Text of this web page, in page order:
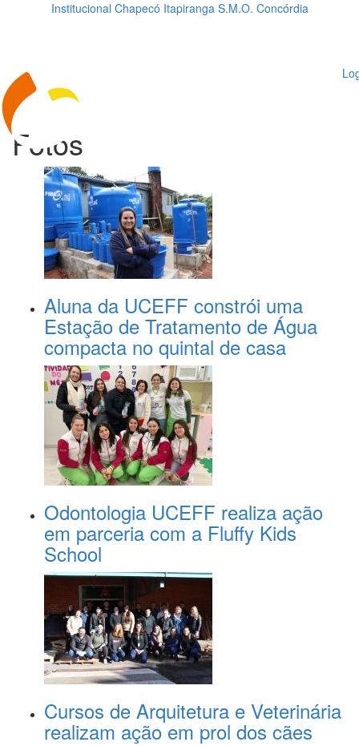
Institucional Chapecó Itapiranga S.M.O. Concórdia
Fotos
Aluna da UCEFF constrói uma
Estação de Tratamento de Água
compacta no quintal de casa
Odontologia UCEFF realiza ação
em parceria com a Fluffy Kids
School
Cursos de Arquitetura e Veterinária
realizam ação em prol dos cães